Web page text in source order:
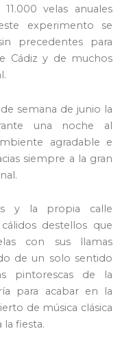
velas anuales
experimento se
precedentes para
Cádiz y de muchos
semana de junio la
una noche al
agradable e
siempre a la gran
y la propia calle
destellos que
con sus llamas
de un solo sentido
pintorescas de la
para acabar en la
de música clásica
fiesta.